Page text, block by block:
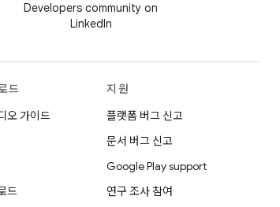
Developers community on
LinkedIn
드
오 가이드
드
지원
플랫폼 버그 신고
문서 버그 신고
Google Play support
연구 조사 참여